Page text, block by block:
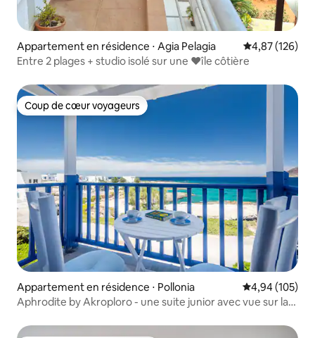
Appartement en résidence ⋅ Agia Pelagia Évaluation
4,87 (126)
Entre 2 plages + studio isolé sur une ❤️île côtière
Coup de cœur voyageurs
Coup de cœur voyageurs
Appartement en résidence ⋅ Pollonia Évaluation
4,94 (105)
Aphrodite by Akroploro - une suite junior avec vue sur la